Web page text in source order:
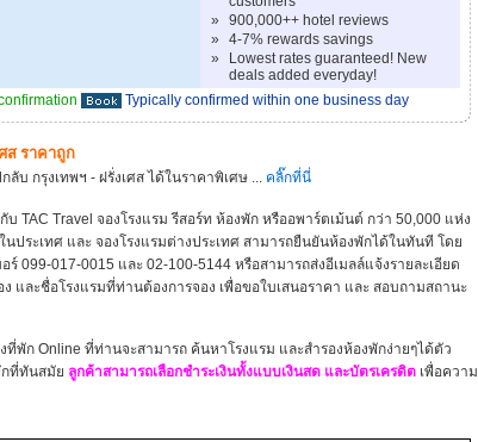
»
900,000++ hotel reviews
»
4-7% rewards savings
»
Lowest rates guaranteed! New
deals added everyday!
Typically confirmed within one business day
ส ราคาถูก
บ กรุงเทพฯ - ฝรั่งเศส ได้ในราคาพิเศษ ... คลิ๊กที่นี่
TAC Travel จองโรงแรม รีสอร์ท ห้องพัก หรืออพาร์ตเม้นต์ กว่า 50,000 แห่ง
ประเทศ และ จองโรงแรมต่างประเทศ สามารถยืนยันห้องพักได้ในทันที โดย
099-017-0015 และ 02-100-5144 หรือสามารถส่งอีเมลล์แจ้งรายละเอียด
และชื่อโรงแรมที่ท่านต้องการจอง เพื่อขอใบเสนอราคา และ สอบถามสถานะ
พัก Online ที่ท่านจะสามารถ ค้นหาโรงแรม และสำรองห้องพักง่ายๆได้ตัว
กที่ทันสมัย ลูกค้าสามารถเลือกชำระเงินทั้งแบบเงินสด และบัตรเครดิต เพื่อความ